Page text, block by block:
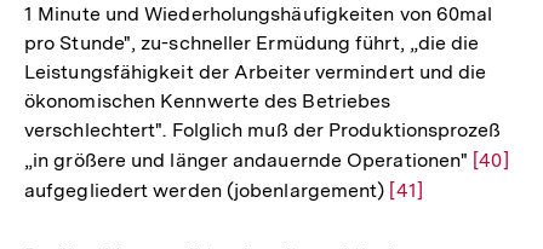
Fußnote
1 Minute und Wiederholungshäufigkeiten von 60mal
pro Stunde", zu-schneller Ermüdung führt, „die die
Leistungsfähigkeit der Arbeiter vermindert und die
ökonomischen Kennwerte des Betriebes
verschlechtert". Folglich muß der Produktionsprozeß
„in größere und länger andauernde Operationen" Zur
[40]
aufgegliedert werden (jobenlargement) Zur
[41]